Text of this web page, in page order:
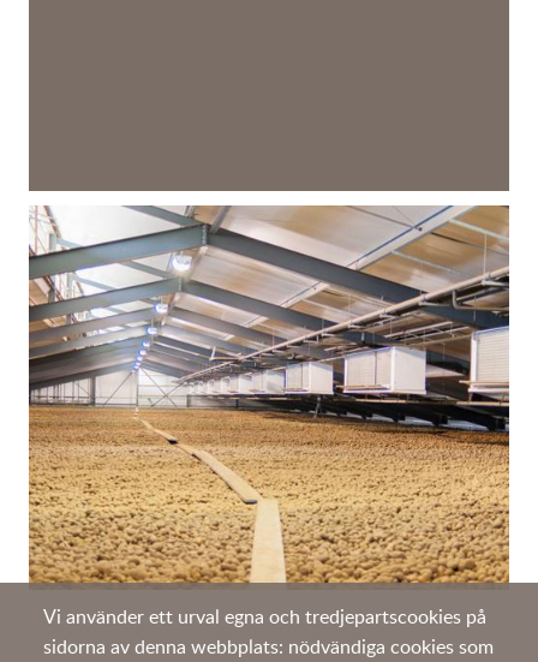
Vi använder ett urval egna och tredjepartscookies på
sidorna av denna webbplats: nödvändiga cookies som